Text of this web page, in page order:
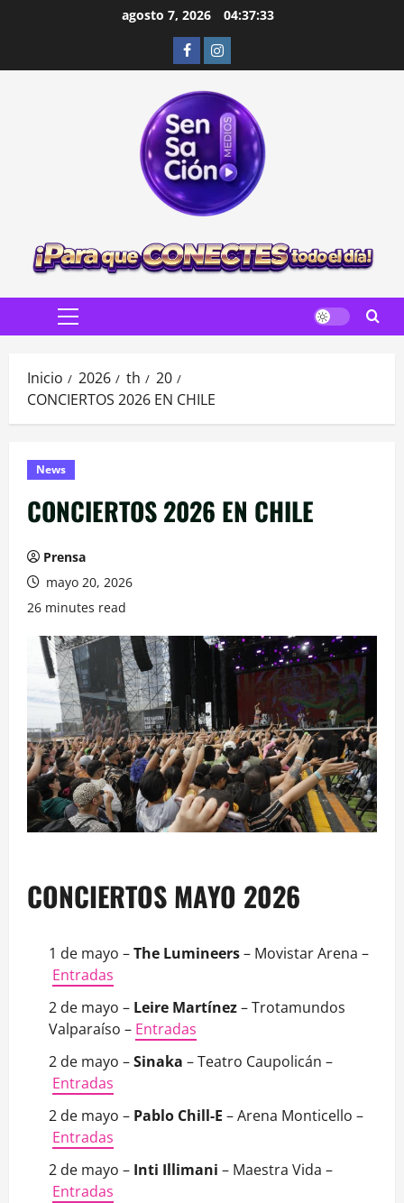
agosto 7, 2026 04:37:34
FacebookInstagram
Menú
Inicio 2026 th
20
CONCIERTOS 2026 EN CHILE
News
CONCIERTOS 2026 EN CHILE
Prensa
mayo 20, 2026
26 minutes read
CONCIERTOS MAYO 2026
1 de mayo –The Lumineers– Movistar Arena –
Entradas
2 de mayo – Leire Martínez– Trotamundos
Valparaíso – Entradas
2 de mayo –Sinaka – Teatro Caupolicán –
Entradas
2 de mayo – Pablo Chill-E – Arena Monticello –
Entradas
2 de mayo – Inti Illimani – Maestra Vida –
Entradas